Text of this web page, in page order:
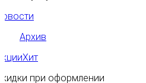
Архив
Хит
при оформлении